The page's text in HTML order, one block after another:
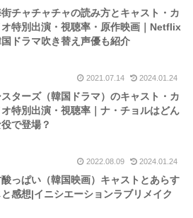
チャチャチャの読み方とキャスト・カ
オ特別出演・視聴率・原作映画｜Netflix
ドラマ吹き替え声優も紹介
2021.07.14 2024.01.24
スターズ（韓国ドラマ）のキャスト・カ
オ特別出演・視聴率｜ナ・チョルはどん
で登場？
2022.08.09 2024.01.24
っぱい（韓国映画）キャストとあらす
と感想|イニシエーションラブリメイク